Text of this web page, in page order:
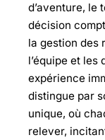
d’aventure, le
décision
la gestion des
l’équipe et les
expérience
distingue par
unique, où
relever,